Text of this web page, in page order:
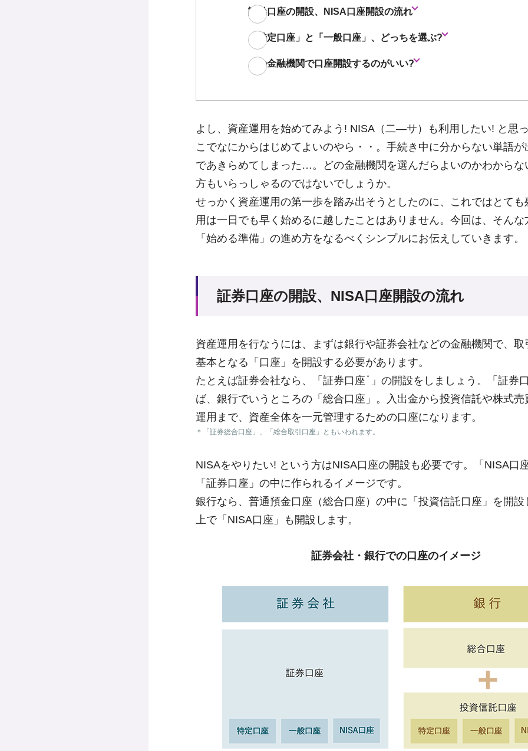
証券口座の開設、NISA口座開設の流れ
「特定口座」と「一般口座」、どっちを選ぶ?
どの金融機関で口座開設するのがいい?
よし、資産運用を始めてみよう! NISA（二―サ）も利用したい! と思
こでなにからはじめてよいのやら・・。手続き中に分からない単語
であきらめてしまった…。どの金融機関を選んだらよいのかわから
方もいらっしゃるのではないでしょうか。
せっかく資産運用の第一歩を踏み出そうとしたのに、これではとても
用は一日でも早く始めるに越したことはありません。今回は、そんな
「始める準備」の進め方をなるべくシンプルにお伝えしていきます。
証券口座の開設、NISA口座開設の流れ
資産運用を行なうには、まずは銀行や証券会社などの金融機関で、取
基本となる「口座」を開設する必要があります。
たとえば証券会社なら、「証券口座 ＊
」の開設をしましょう。「証券
ば、銀行でいうところの「総合口座」。入出金から投資信託や株式売
運用まで、資産全体を一元管理するための口座になります。
＊ 「証券総合口座」、「総合取引口座」ともいわれます。
NISAをやりたい! という方はNISA口座の開設も必要です。「NISA口
「証券口座」の中に作られるイメージです。
銀行なら、普通預金口座（総合口座）の中に「投資信託口座」を開設
上で「NISA口座」も開設します。
証券会社・銀行での口座のイメージ